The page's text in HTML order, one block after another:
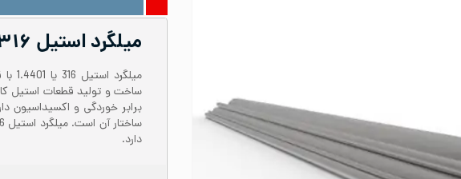
میلگرد استیل ۳۱۶ قطر ۴۰
برابر خوردگی و اکسیداسیون
دارد.